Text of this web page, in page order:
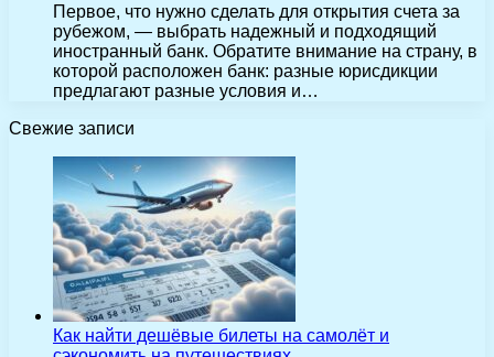
Первое, что нужно сделать для открытия счета за
рубежом, — выбрать надежный и подходящий
иностранный банк. Обратите внимание на страну, в
которой расположен банк: разные юрисдикции
предлагают разные условия и…
Свежие записи
Как найти дешёвые билеты на самолёт и